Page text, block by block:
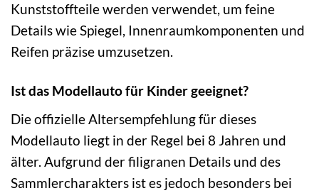
Kunststoffteile werden verwendet, um feine
Details wie Spiegel, Innenraumkomponenten und
Reifen präzise umzusetzen.
Ist das Modellauto für Kinder geeignet?
Die offizielle Altersempfehlung für dieses
Modellauto liegt in der Regel bei 8 Jahren und
älter. Aufgrund der filigranen Details und des
Sammlercharakters ist es jedoch besonders bei